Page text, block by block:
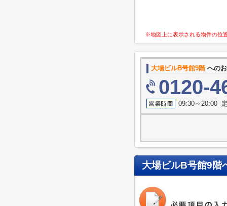
※地図上に表示される物件の位
大場ビルB号館9階への
0120-
09:30～20:00
大場ビルB号館9階